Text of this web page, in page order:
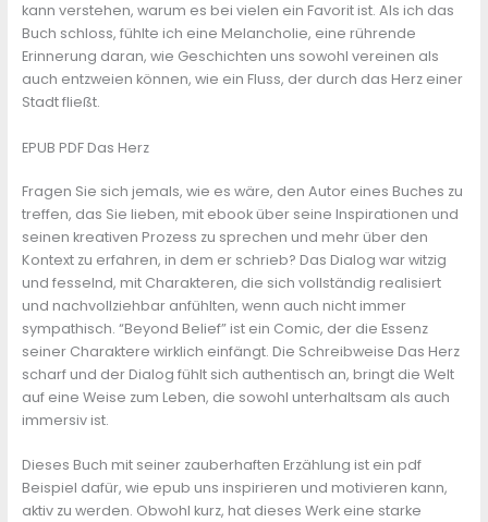
kann verstehen, warum es bei vielen ein Favorit ist. Als ich das
Buch schloss, fühlte ich eine Melancholie, eine rührende
Erinnerung daran, wie Geschichten uns sowohl vereinen als
auch entzweien können, wie ein Fluss, der durch das Herz einer
Stadt fließt.
EPUB PDF Das Herz
Fragen Sie sich jemals, wie es wäre, den Autor eines Buches zu
treffen, das Sie lieben, mit ebook über seine Inspirationen und
seinen kreativen Prozess zu sprechen und mehr über den
Kontext zu erfahren, in dem er schrieb? Das Dialog war witzig
und fesselnd, mit Charakteren, die sich vollständig realisiert
und nachvollziehbar anfühlten, wenn auch nicht immer
sympathisch. “Beyond Belief” ist ein Comic, der die Essenz
seiner Charaktere wirklich einfängt. Die Schreibweise Das Herz
scharf und der Dialog fühlt sich authentisch an, bringt die Welt
auf eine Weise zum Leben, die sowohl unterhaltsam als auch
immersiv ist.
Dieses Buch mit seiner zauberhaften Erzählung ist ein pdf
Beispiel dafür, wie epub uns inspirieren und motivieren kann,
aktiv zu werden. Obwohl kurz, hat dieses Werk eine starke